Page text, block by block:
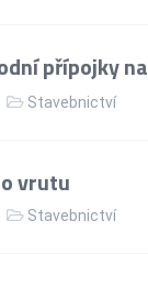
přípojky
Stavebnictví
vrutu
Stavebnictví